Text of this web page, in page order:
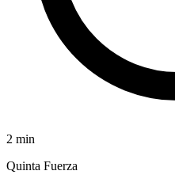
2 min
Quinta Fuerza